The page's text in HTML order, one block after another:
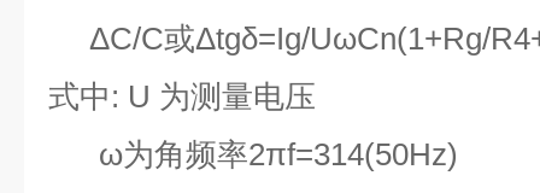
ΔC/C或Δtgδ=Ig/UωCn(1+Rg/
式中: U 为测量电压
ω为角频率